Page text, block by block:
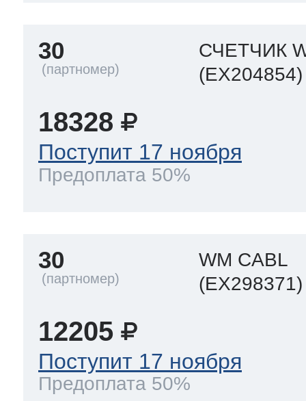
30
СЧЕТЧИК
(EX204854)
18328
Поступит 17 ноября
Предоплата 50%
30
WM CABL
(EX298371)
12205
Поступит 17 ноября
Предоплата 50%